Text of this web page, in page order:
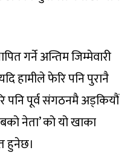
गर्ने अन्तिम जिम्मेवारी
हामीले फेरि पनि पुरानै
पनि पूर्व संगठनमै अड्कियौं
नेता’ को यो खाका
हुनेछ।